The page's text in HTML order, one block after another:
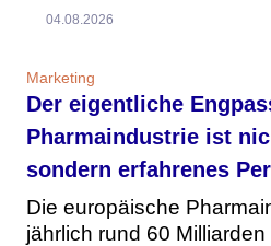
04.08.2026
Marketing
Der eigentliche
Pharmaindustrie ist
sondern erfahrenes
Die europäische
jährlich rund 60